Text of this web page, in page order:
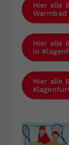
Hier alle
Hier alle
in
Hier alle